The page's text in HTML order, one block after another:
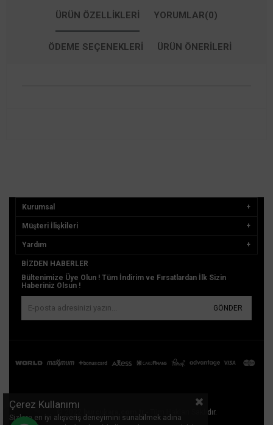
ÜRÜN ÖZELLIKLERI YORUMLAR(0)
ÖDEME SEÇENEKLERI ÜRÜN ÖNERILERI
Kurumsal
Müşteri İlişkileri
Yardım
BIZDEN HABERLER
Bültenimize Üye Olun ! Tüm İndirim ve Fırsatlardan İlk Sizin
Haberiniz Olsun !
GÖNDER
- Tüm Hakları Saklıdır.
Çerez Kullanımı
Sizlere en iyi alışveriş deneyimini sunabilmek adına